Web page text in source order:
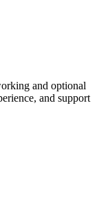
and optional
and support